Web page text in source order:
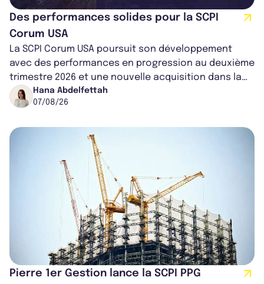
Des performances solides pour la SCPI
Corum USA
La SCPI Corum USA poursuit son développement
avec des performances en progression au deuxième
trimestre 2026 et une nouvelle acquisition dans la
région de Chicago. Entre hausse de...
Hana Abdelfettah
07/08/26
Pierre 1er Gestion lance la SCPI PPG